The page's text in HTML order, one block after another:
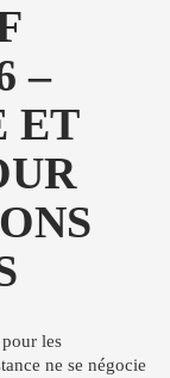
–
ET
les
ne se négocie